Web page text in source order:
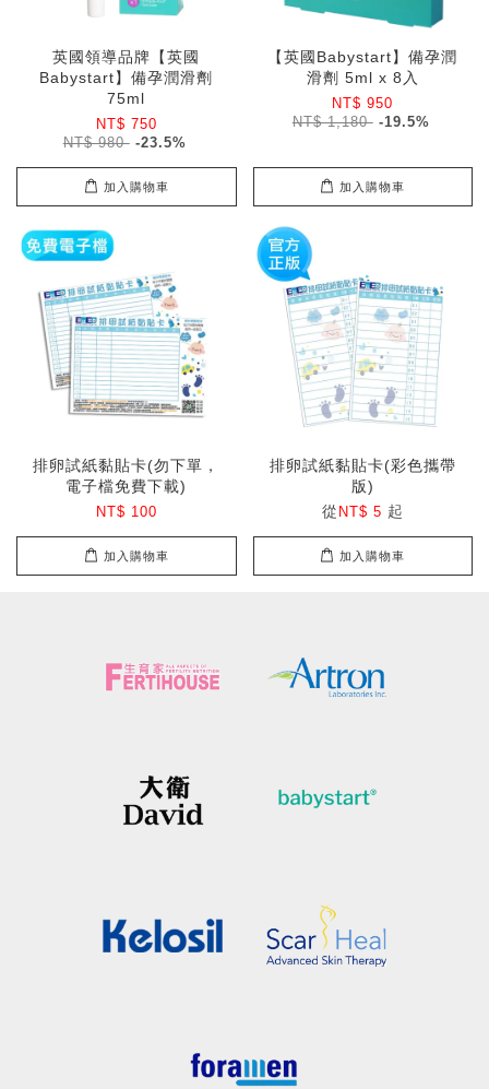
英國領導品牌【英國
Babystart】備孕潤滑劑
75ml
NT$ 750
NT$ 980 -23.5%
加入購物車
【英國Babystart】備孕潤
滑劑 5ml x 8入
NT$ 950
NT$ 1,180 -19.5%
加入購物車
排卵試紙黏貼卡(勿下單，
電子檔免費下載)
NT$ 100
加入購物車
排卵試紙黏貼卡(彩色攜帶
版)
從 NT$ 5 起
加入購物車